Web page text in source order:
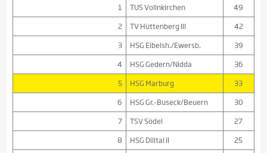
1
TUS Vollnkirchen
49
2
TV Hüttenberg III
42
3
HSG Eibelsh./Ewersb.
39
4
HSG Gedern/Nidda
36
5
HSG Marburg
33
6
HSG Gr.-Buseck/Beuern
30
7
TSV Södel
27
8
HSG Dilltal II
25